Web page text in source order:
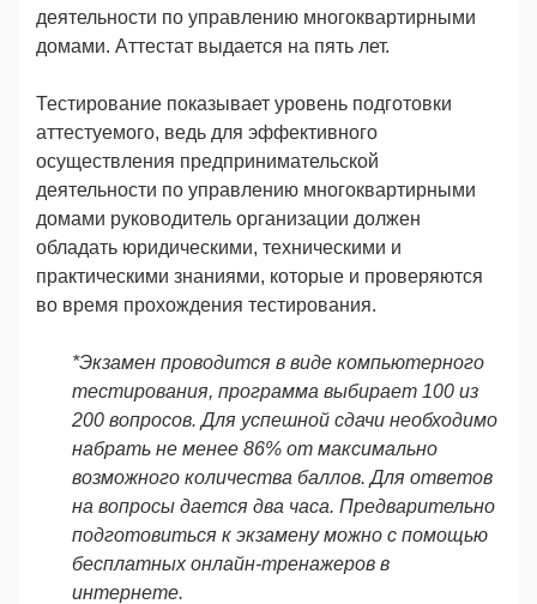
деятельности по управлению многоквартирными
домами. Аттестат выдается на пять лет.
Тестирование показывает уровень подготовки
аттестуемого, ведь для эффективного
осуществления предпринимательской
деятельности по управлению многоквартирными
домами руководитель организации должен
обладать юридическими, техническими и
практическими знаниями, которые и проверяются
во время прохождения тестирования.
*Экзамен проводится в виде компьютерного
тестирования, программа выбирает 100 из
200 вопросов. Для успешной сдачи необходимо
набрать не менее 86% от максимально
возможного количества баллов. Для ответов
на вопросы дается два часа. Предварительно
подготовиться к экзамену можно с помощью
бесплатных онлайн-тренажеров в
интернете.